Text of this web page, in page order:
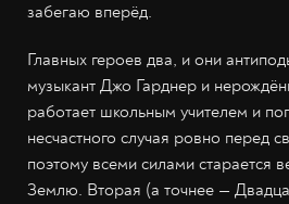
забегаю вперёд.
Главных героев два, и они
музыкант Джо Гарднер и
работает школьным учителем и
несчастного случая ровно перед
поэтому всеми силами старается
Землю. Вторая (а точнее —